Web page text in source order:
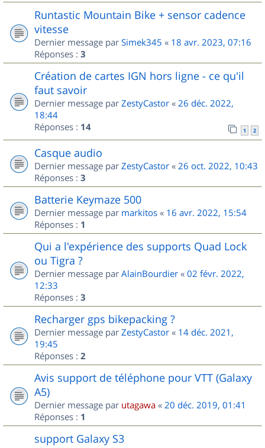
Runtastic Mountain Bike + sensor cadence
vitesse
Dernier message par Simek345 « 18 avr. 2023, 07:16
Réponses : 3
Création de cartes IGN hors ligne - ce qu'il
faut savoir
Dernier message par ZestyCastor « 26 déc. 2022,
18:44
Réponses : 14 1 2
Casque audio
Dernier message par ZestyCastor « 26 oct. 2022, 10:43
Réponses : 3
Batterie Keymaze 500
Dernier message par markitos « 16 avr. 2022, 15:54
Réponses : 1
Qui a l'expérience des supports Quad Lock
ou Tigra ?
Dernier message par AlainBourdier « 02 févr. 2022,
12:33
Réponses : 3
Recharger gps bikepacking ?
Dernier message par ZestyCastor « 14 déc. 2021,
19:45
Réponses : 2
Avis support de téléphone pour VTT (Galaxy
A5)
Dernier message par utagawa « 20 déc. 2019, 01:41
Réponses : 1
support Galaxy S3